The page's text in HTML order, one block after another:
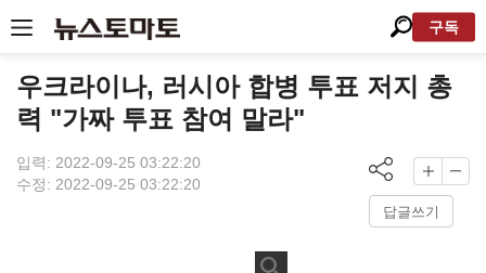
구독
우크라이나, 러시아 합병 투표 저지 총
력 "가짜 투표 참여 말라"
입력: 2022-09-25 03:22:20
수정: 2022-09-25 03:22:20
답글쓰기